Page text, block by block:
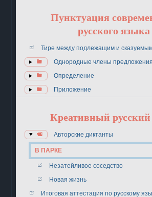
Пунктуация
русского языка
Тире между подлежащим и
Однородные члены предложения
Определение
Приложение
Креативный
Авторские диктанты
В ПАРКЕ
Незатейливое соседство
Новая жизнь
Итоговая аттестация по русскому